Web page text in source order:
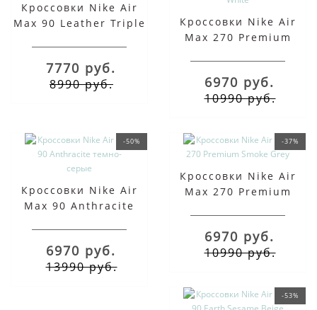
Кроссовки Nike Air
Max 90 Leather Triple
7770 руб.
8990 руб.
Кроссовки Nike Air
Max 270 Premium
6970 руб.
10990 руб.
-50%
Кроссовки Nike Air
Max 90 Anthracite
6970 руб.
13990 руб.
-37%
Кроссовки Nike Air
Max 270 Premium
6970 руб.
10990 руб.
-53%